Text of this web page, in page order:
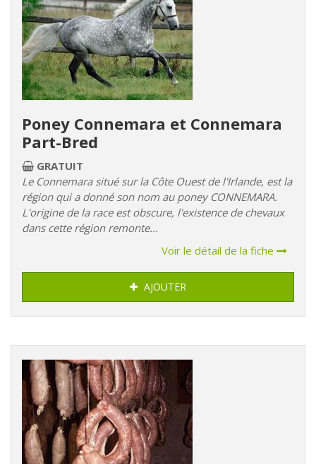
Poney Connemara et Connemara
Part-Bred
GRATUIT
Le Connemara situé sur la Côte Ouest de l'Irlande, est la
région qui a donné son nom au poney CONNEMARA.
L'origine de la race est obscure, l'existence de chevaux
dans cette région remonte...
Voir le détail de la fiche
AJOUTER